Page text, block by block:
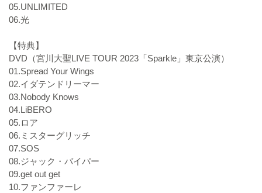
05.UNLIMITED
06.光
【特典】
DVD（宮川大聖LIVE TOUR 2023「Sparkle」東京公演）
01.Spread Your Wings
02.イダテンドリーマー
03.Nobody Knows
04.LiBERO
05.ロア
06.ミスターグリッチ
07.SOS
08.ジャック・バイパー
09.get out get
10.ファンファーレ